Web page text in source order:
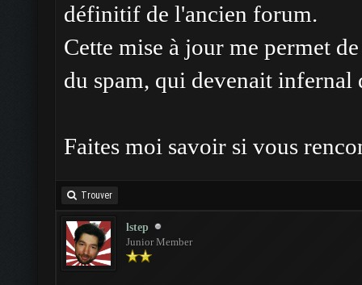
définitif de l'ancien forum.
Cette mise à jour me permet
du spam, qui devenait
Faites moi savoir si vous
Trouver
lstep
Junior Member